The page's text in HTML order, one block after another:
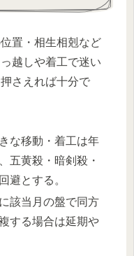
置・相生相剋など
越しや着工で迷い
さえれば十分で
きな移動・着工は年
五黄殺・暗剣殺・
避とする。
に該当月の盤で同方
する場合は延期や